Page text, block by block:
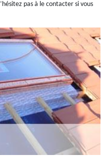
pas à le contacter si vous